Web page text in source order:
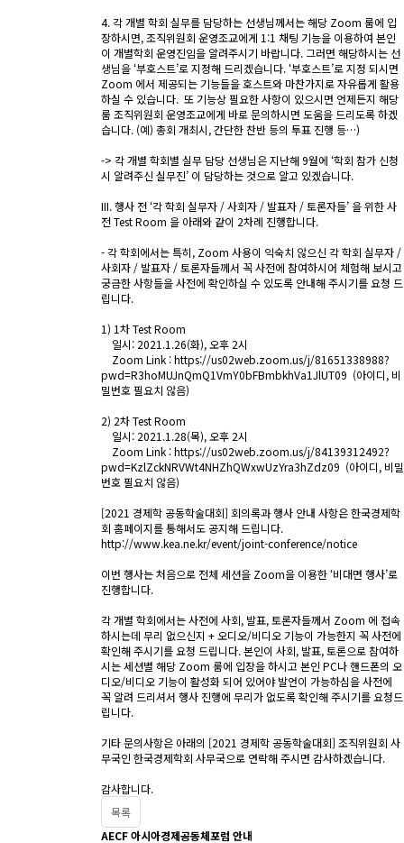
4. 각 개별 학회 실무를 담당하는 선생님께서는 해당 Zoom 룸에 입
장하시면, 조직위원회 운영조교에게 1:1 채팅 기능을 이용하여 본인
이 개별학회 운영진임을 알려주시기 바랍니다. 그러면 해당하시는 선
생님을 ‘부호스트’로 지정해 드리겠습니다. ‘부호스트’로 지정 되시면
Zoom 에서 제공되는 기능들을 호스트와 마찬가지로 자유롭게 활용
하실 수 있습니다. 또 기능상 필요한 사항이 있으시면 언제든지 해당
룸 조직위원회 운영조교에게 바로 문의하시면 도움을 드리도록 하겠
습니다. (예) 총회 개최시, 간단한 찬반 등의 투표 진행 등…)
-> 각 개별 학회별 실무 담당 선생님은 지난해 9월에 ‘학회 참가 신청
시 알려주신 실무진’ 이 담당하는 것으로 알고 있겠습니다.
III. 행사 전 ‘각 학회 실무자 / 사회자 / 발표자 / 토론자들’ 을 위한 사
전 Test Room 을 아래와 같이 2차례 진행합니다.
- 각 학회에서는 특히, Zoom 사용이 익숙치 않으신 각 학회 실무자 /
사회자 / 발표자 / 토론자들께서 꼭 사전에 참여하시어 체험해 보시고
궁금한 사항들을 사전에 확인하실 수 있도록 안내해 주시기를 요청 드
립니다.
1) 1차 Test Room
일시: 2021.1.26(화), 오후 2시
Zoom Link :https://us02web.zoom.us/j/81651338988?
pwd=R3hoMUJnQmQ1VmY0bFBmbkhVa1JlUT09 (아이디, 비
밀번호 필요치 않음)
2) 2차 Test Room
일시: 2021.1.28(목), 오후 2시
Zoom Link :https://us02web.zoom.us/j/84139312492?
pwd=KzlZckNRVWt4NHZhQWxwUzYra3hZdz09 (아이디, 비밀
번호 필요치 않음)
[2021 경제학 공동학술대회] 회의록과 행사 안내 사항은 한국경제학
회 홈페이지를 통해서도 공지해 드립니다.
http://www.kea.ne.kr/event/joint-conference/notice
이번 행사는 처음으로 전체 세션을 Zoom을 이용한 ‘비대면 행사’로
진행합니다.
각 개별 학회에서는 사전에 사회, 발표, 토론자들께서 Zoom 에 접속
하시는데 무리 없으신지 + 오디오/비디오 기능이 가능한지 꼭 사전에
확인해 주시기를 요청 드립니다. 본인이 사회, 발표, 토론으로 참여하
시는 세션별 해당 Zoom 룸에 입장을 하시고 본인 PC나 핸드폰의 오
디오/비디오 기능이 활성화 되어 있어야 발언이 가능하심을 사전에
꼭 알려 드리셔서 행사 진행에 무리가 없도록 확인해 주시기를 요청드
립니다.
기타 문의사항은 아래의 [2021 경제학 공동학술대회] 조직위원회 사
무국인 한국경제학회 사무국으로 연락해 주시면 감사하겠습니다.
감사합니다.
목록
AECF 아시아경제공동체포럼 안내